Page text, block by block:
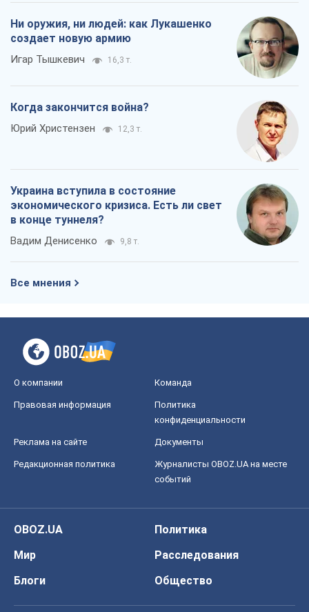
Ни оружия, ни людей: как Лукашенко
создает новую армию
Игар Тышкевич 16,3 т.
Когда закончится война?
Юрий Христензен 12,3 т.
Украина вступила в состояние
экономического кризиса. Есть ли свет
в конце туннеля?
Вадим Денисенко 9,8 т.
Все мнения
О компании Команда
Правовая информация
Политика
конфиденциальности
Реклама на сайте Документы
Редакционная политика
Журналисты OBOZ.UA на месте
событий
OBOZ.UA
Политика
Мир
Расследования
Блоги
Общество